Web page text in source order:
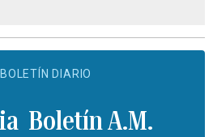
DIARIO
Boletín A.M.